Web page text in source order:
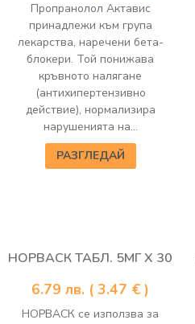
Пропранолол Актавис
принадлежи към група
лекарства, наречени бета-
блокери. Той понижава
кръвното налягане
(антихипертензивно
действие), нормализира
нарушенията на...
РАЗГЛЕДАЙ
НОРВАСК ТАБЛ. 5МГ Х 30
6.79 лв. ( 3.47 € )
НОРВАСК се използва за